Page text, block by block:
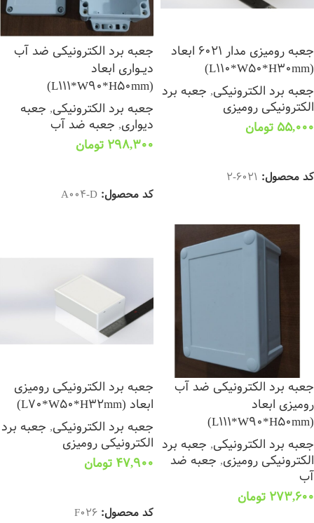
جعبه رومیزی مدار 6021 ابعاد
(L110*W50*H30mm)
جعبه برد الکترونیکی, جعبه برد
الکترونیکی رومیزی
55,000 تومان
کد محصول: 6021-2
جعبه برد الکترونیکی ضد آب
دیــواری ابعاد
(L111*W90*H50mm)
جعبه برد الکترونیکی, جعبه
دیواری, جعبه ضد آب
298,300 تومان
کد محصول: A004-D
جعبه برد الکترونیکی ضد آب
رومیزی ابعاد
(L111*W90*H50mm)
جعبه برد الکترونیکی, جعبه برد
الکترونیکی رومیزی, جعبه ضد
آب
273,600 تومان
جعبه برد الکترونیکی رومیزی
ابعاد (L70*W50*H32mm)
جعبه برد الکترونیکی, جعبه برد
الکترونیکی رومیزی
47,900 تومان
کد محصول: F026